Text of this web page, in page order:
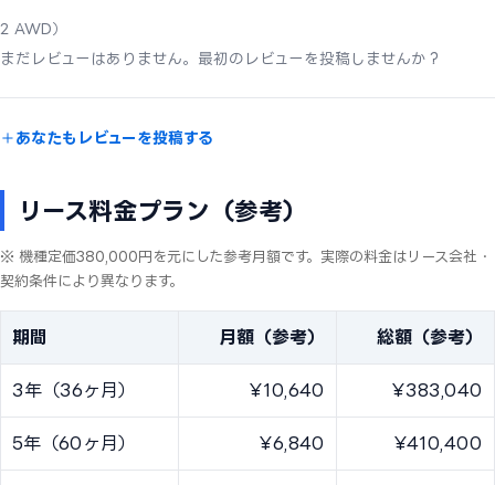
2 AWD）
まだレビューはありません。最初のレビューを投稿しませんか？
あなたもレビューを投稿する
リース料金プラン（参考）
※ 機種定価380,000円を元にした参考月額です。実際の料金はリース会社・
契約条件により異なります。
期間 月額（参考） 総額（参考）
3年（36ヶ月） ¥10,640 ¥383,040
5年（60ヶ月） ¥6,840 ¥410,400